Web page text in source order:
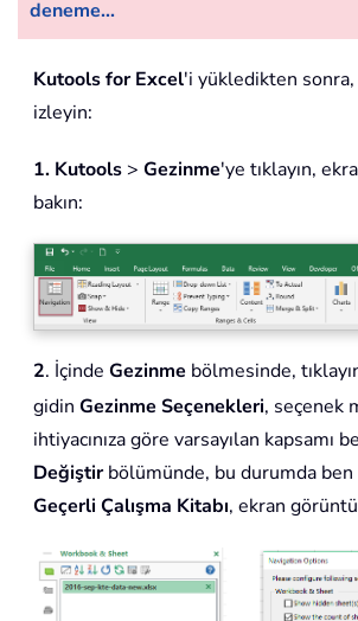
deneme...
Kutools for Excel'i yükledikten sonra,
izleyin:
1. Kutools > Gezinme'ye tıklayın,
bakın:
2. İçinde Gezinme bölmesinde,
gidin Gezinme Seçenekleri, seçenek
ihtiyacınıza göre varsayılan kapsamı
Değiştirbölümünde, bu durumda ben
Geçerli Çalışma Kitabı, ekran